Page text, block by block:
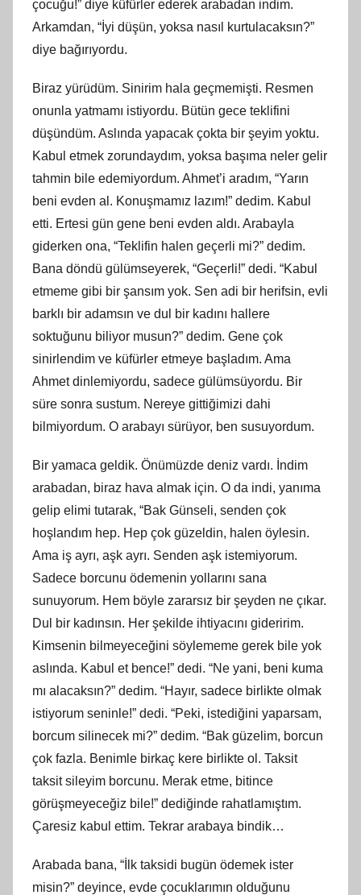
çocuğu!” diye küfürler ederek arabadan indim.
Arkamdan, “İyi düşün, yoksa nasıl kurtulacaksın?”
diye bağırıyordu.
Biraz yürüdüm. Sinirim hala geçmemişti. Resmen
onunla yatmamı istiyordu. Bütün gece teklifini
düşündüm. Aslında yapacak çokta bir şeyim yoktu.
Kabul etmek zorundaydım, yoksa başıma neler gelir
tahmin bile edemiyordum. Ahmet’i aradım, “Yarın
beni evden al. Konuşmamız lazım!” dedim. Kabul
etti. Ertesi gün gene beni evden aldı. Arabayla
giderken ona, “Teklifin halen geçerli mi?” dedim.
Bana döndü gülümseyerek, “Geçerli!” dedi. “Kabul
etmeme gibi bir şansım yok. Sen adi bir herifsin, evli
barklı bir adamsın ve dul bir kadını hallere
soktuğunu biliyor musun?” dedim. Gene çok
sinirlendim ve küfürler etmeye başladım. Ama
Ahmet dinlemiyordu, sadece gülümsüyordu. Bir
süre sonra sustum. Nereye gittiğimizi dahi
bilmiyordum. O arabayı sürüyor, ben susuyordum.
Bir yamaca geldik. Önümüzde deniz vardı. İndim
arabadan, biraz hava almak için. O da indi, yanıma
gelip elimi tutarak, “Bak Günseli, senden çok
hoşlandım hep. Hep çok güzeldin, halen öylesin.
Ama iş ayrı, aşk ayrı. Senden aşk istemiyorum.
Sadece borcunu ödemenin yollarını sana
sunuyorum. Hem böyle zararsız bir şeyden ne çıkar.
Dul bir kadınsın. Her şekilde ihtiyacını gideririm.
Kimsenin bilmeyeceğini söylememe gerek bile yok
aslında. Kabul et bence!” dedi. “Ne yani, beni kuma
mı alacaksın?” dedim. “Hayır, sadece birlikte olmak
istiyorum seninle!” dedi. “Peki, istediğini yaparsam,
borcum silinecek mi?” dedim. “Bak güzelim, borcun
çok fazla. Benimle birkaç kere birlikte ol. Taksit
taksit sileyim borcunu. Merak etme, bitince
görüşmeyeceğiz bile!” dediğinde rahatlamıştım.
Çaresiz kabul ettim. Tekrar arabaya bindik…
Arabada bana, “İlk taksidi bugün ödemek ister
misin?” deyince, evde çocuklarımın olduğunu